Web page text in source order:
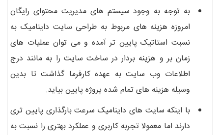
به توجه به وجود سیستم های مدیریت محتوای رایگان
امروزه هزینه های مربوط به طراحی سایت داینامیک به
نسبت استاتیک پایین تر آمده و می توان عملیات های
زمان بر و هزینه بردار در ساخت سایت را به مانند درج
اطلاعات وب سایت به عهده کارفرما گذاشت تا بدین
وسیله هزینه های تمام شده پروژه پایین بیاید.
با اینکه سایت های داینامیک سرعت بارگذاری پایین تری
دارند اما معمولا تجربه کاربری و عملکرد بهتری را نسبت به